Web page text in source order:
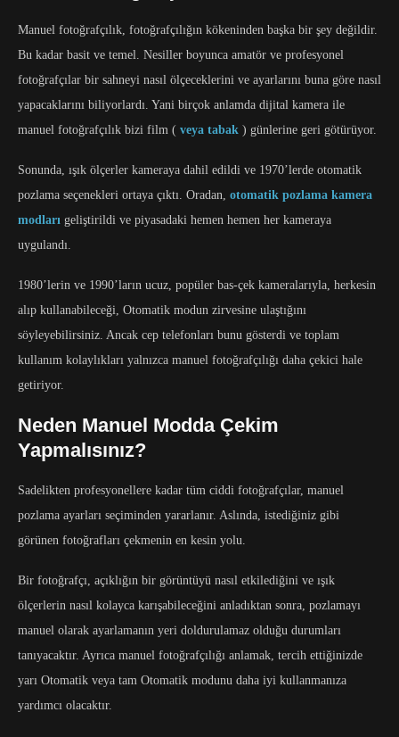
Manuel fotoğrafçılık, fotoğrafçılığın kökeninden başka bir şey değildir.
Bu kadar basit ve temel. Nesiller boyunca amatör ve profesyonel
fotoğrafçılar bir sahneyi nasıl ölçeceklerini ve ayarlarını buna göre nasıl
yapacaklarını biliyorlardı. Yani birçok anlamda dijital kamera ile
manuel fotoğrafçılık bizi film ( veya tabak ) günlerine geri götürüyor.
Sonunda, ışık ölçerler kameraya dahil edildi ve 1970’lerde otomatik
pozlama seçenekleri ortaya çıktı. Oradan, otomatik pozlama kamera
modları geliştirildi ve piyasadaki hemen hemen her kameraya
uygulandı.
1980’lerin ve 1990’ların ucuz, popüler bas-çek kameralarıyla, herkesin
alıp kullanabileceği, Otomatik modun zirvesine ulaştığını
söyleyebilirsiniz. Ancak cep telefonları bunu gösterdi ve toplam
kullanım kolaylıkları yalnızca manuel fotoğrafçılığı daha çekici hale
getiriyor.
Neden Manuel Modda Çekim
Yapmalısınız?
Sadelikten profesyonellere kadar tüm ciddi fotoğrafçılar, manuel
pozlama ayarları seçiminden yararlanır. Aslında, istediğiniz gibi
görünen fotoğrafları çekmenin en kesin yolu.
Bir fotoğrafçı, açıklığın bir görüntüyü nasıl etkilediğini ve ışık
ölçerlerin nasıl kolayca karışabileceğini anladıktan sonra, pozlamayı
manuel olarak ayarlamanın yeri doldurulamaz olduğu durumları
tanıyacaktır. Ayrıca manuel fotoğrafçılığı anlamak, tercih ettiğinizde
yarı Otomatik veya tam Otomatik modunu daha iyi kullanmanıza
yardımcı olacaktır.